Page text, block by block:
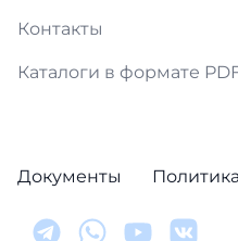
Контакты
Каталоги в формате
Документы